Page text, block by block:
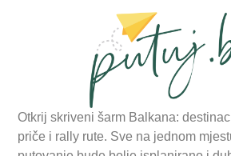
Otkrij skriveni šarm Balkana:
priče i rally rute. Sve na jednom